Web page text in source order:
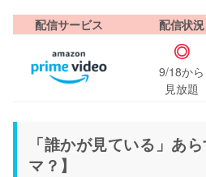
配信サービス 配信状況
◎
9/18から
見放題
「誰かが見ている」あ
マ？】